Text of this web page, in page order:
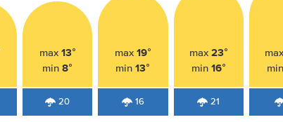
max 13°
min8°
20
max 19°
min13°
16
max 23°
min 16°
21